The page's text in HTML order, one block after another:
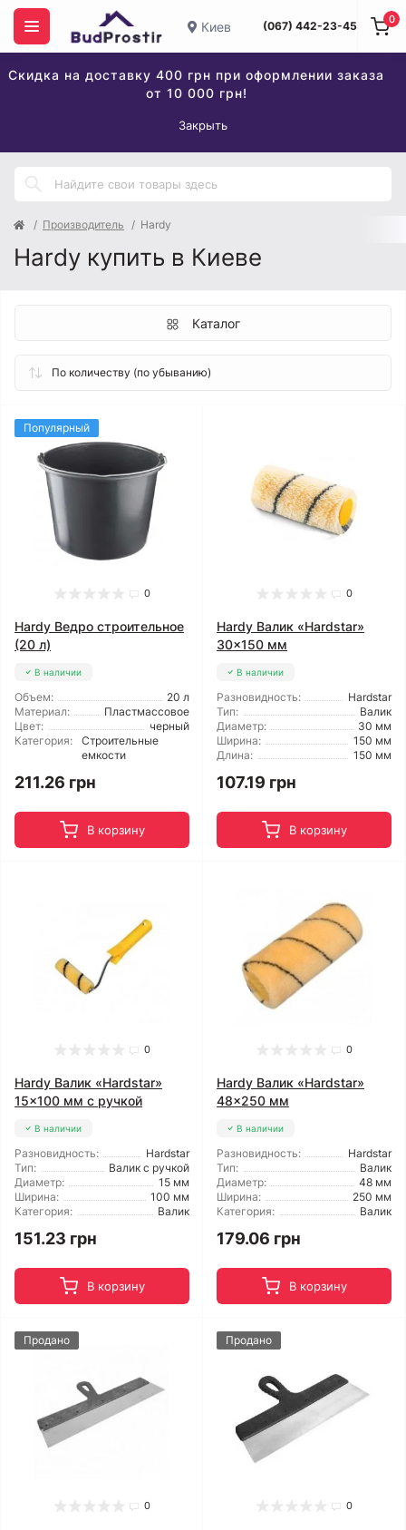
Киев (067) 442-23-45
Скидка на доставку 400 грн при оформлении заказа
от 10 000 грн!
Закрыть
0
Производитель Hardy
Hardy купить в Киеве
Каталог
Популярный
0
Hardy Ведро строительное
(20 л)
В наличии
Объем:
20 л
Материал:
Пластмассовое
Цвет:
черный
Категория:
Строительные
емкости
211.26 грн
В корзину
0
Hardy Валик «Hardstar»
30x150 мм
В наличии
Разновидность:
Hardstar
Тип:
Валик
Диаметр:
30 мм
Ширина:
150 мм
Длина:
150 мм
107.19 грн
В корзину
0
Hardy Валик «Hardstar»
15x100 мм с ручкой
В наличии
Разновидность:
Hardstar
Тип:
Валик с ручкой
Диаметр:
15 мм
Ширина:
100 мм
Категория:
Валик
151.23 грн
В корзину
0
Hardy Валик «Hardstar»
48x250 мм
В наличии
Разновидность:
Hardstar
Тип:
Валик
Диаметр:
48 мм
Ширина:
250 мм
Категория:
Валик
179.06 грн
В корзину
Продано
0
Продано
0